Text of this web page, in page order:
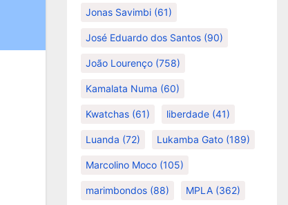
Jonas Savimbi (61)
José Eduardo dos Santos (90)
João Lourenço (758)
Kamalata Numa (60)
Kwatchas (61) liberdade (41)
Luanda (72) Lukamba Gato (189)
Marcolino Moco (105)
marimbondos (88) MPLA (362)